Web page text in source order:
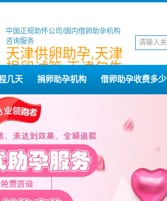
中国正规助怀公司/国内借卵助孕机构
咨询服务
天津供卵助孕,天津
捐卵试管,天津包生
男孩机构
几天 捐卵助孕机构 借卵助孕收费多少